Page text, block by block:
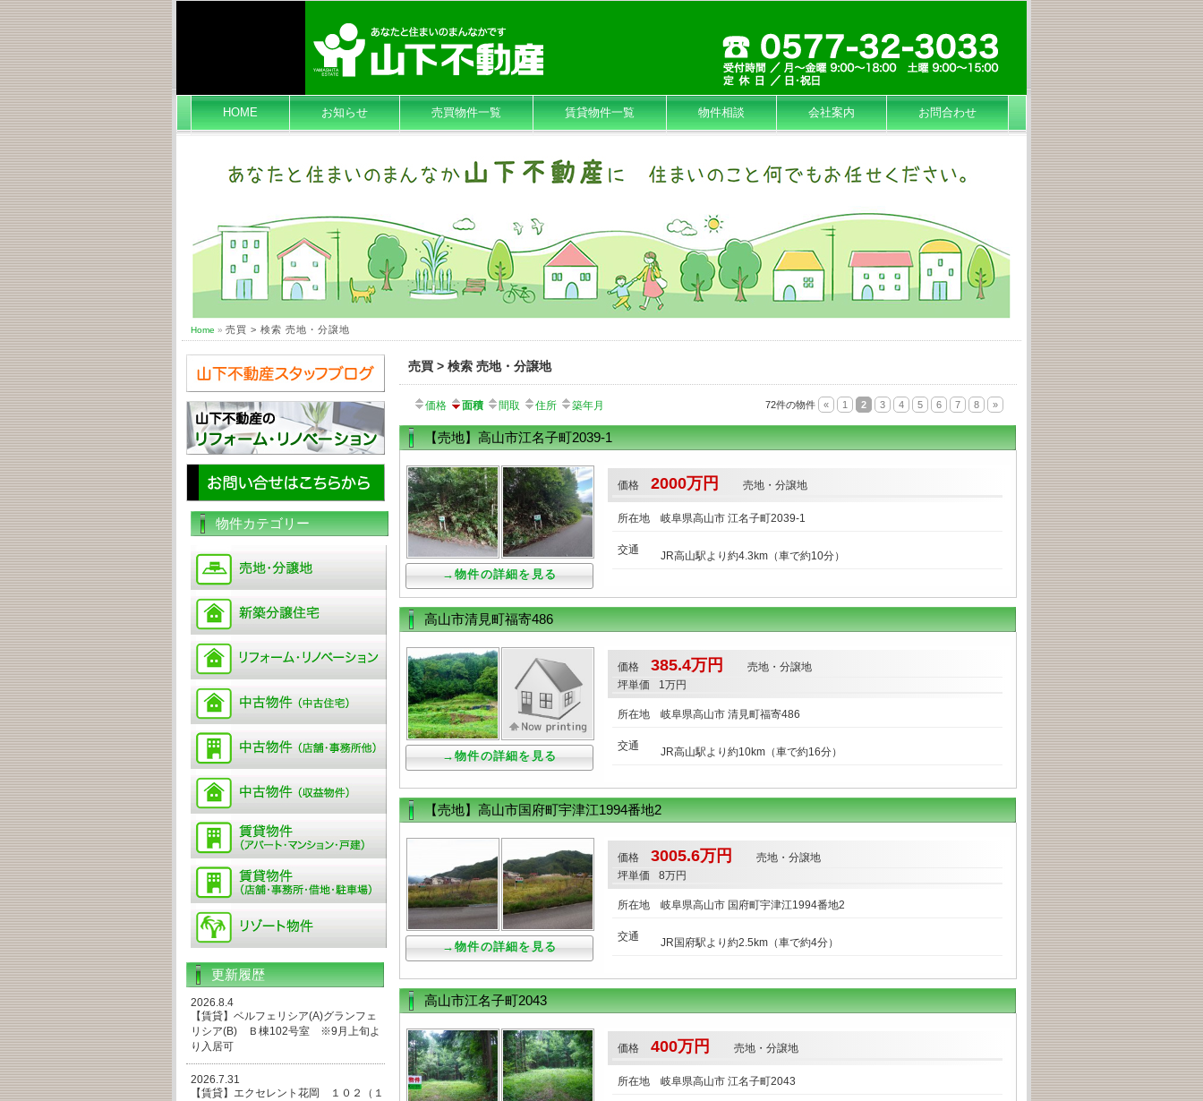
HOME お知らせ 売買物件一覧 賃貸物件一覧 物件相談 会社案内 お問合わせ
Home » 売買 > 検索 売地・分譲地
売買 > 検索 売地・分譲地
価格 面積 間取 住所 築年月 72件の物件 « 1 2 3 4 5 6 7 8 »
【売地】高山市江名子町2039-1
→物件の詳細を見る
価格 2000万円 売地・分譲地
所在地 岐阜県高山市 江名子町2039-1
交通 JR高山駅より約4.3km（車で約10分）
高山市清見町福寄486
→物件の詳細を見る
価格 385.4万円
売地・分譲地
坪単価
1万円
所在地 岐阜県高山市 清見町福寄486
交通 JR高山駅より約10km（車で約16分）
【売地】高山市国府町宇津江1994番地2
→物件の詳細を見る
価格 3005.6万円
売地・分譲地
坪単価
8万円
所在地 岐阜県高山市 国府町宇津江1994番地2
交通 JR国府駅より約2.5km（車で約4分）
高山市江名子町2043
価格 400万円 売地・分譲地
所在地 岐阜県高山市 江名子町2043
物件カテゴリー
更新履歴
2026.8.4
【賃貸】ベルフェリシア(A)グランフェ
リシア(B) Ｂ棟102号室 ※9月上旬よ
り入居可
2026.7.31
【賃貸】エクセレント花岡 １０２（１